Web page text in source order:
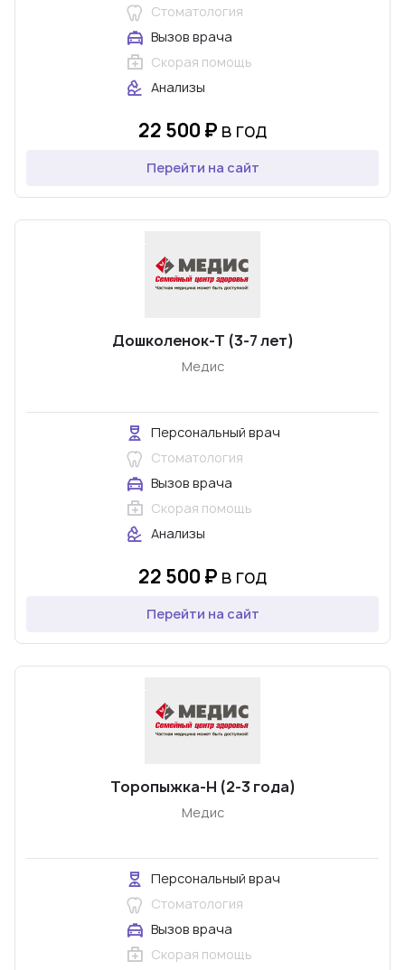
Стоматология
Вызов врача
Скорая помощь
Анализы
22 500 ₽ в год
Перейти на сайт
Дошколенок-Т (3-7 лет)
Медис
Персональный врач
Стоматология
Вызов врача
Скорая помощь
Анализы
22 500 ₽ в год
Перейти на сайт
Торопыжка-Н (2-3 года)
Медис
Персональный врач
Стоматология
Вызов врача
Скорая помощь